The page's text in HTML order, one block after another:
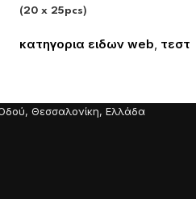
(20 x 25pcs)
κατηγορια ειδων web τεστ
Θεσσαλονίκη, Ελλάδα